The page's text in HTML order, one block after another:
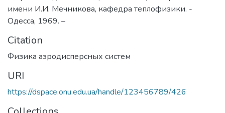
имени И.И. Мечникова, кафедра теплофизики. -
Одесса, 1969. –
Citation
Физика аэродисперсных систем
URI
https://dspace.onu.edu.ua/handle/123456789/426